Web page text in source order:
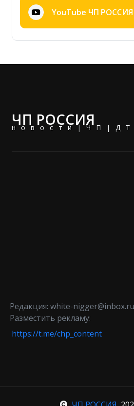
YouTube ЧП РОССИЯ
ЧП РОССИЯ
Редакция: white-nigger@inbox.ru
Разместить рекламу:
https://t.me/chp_content